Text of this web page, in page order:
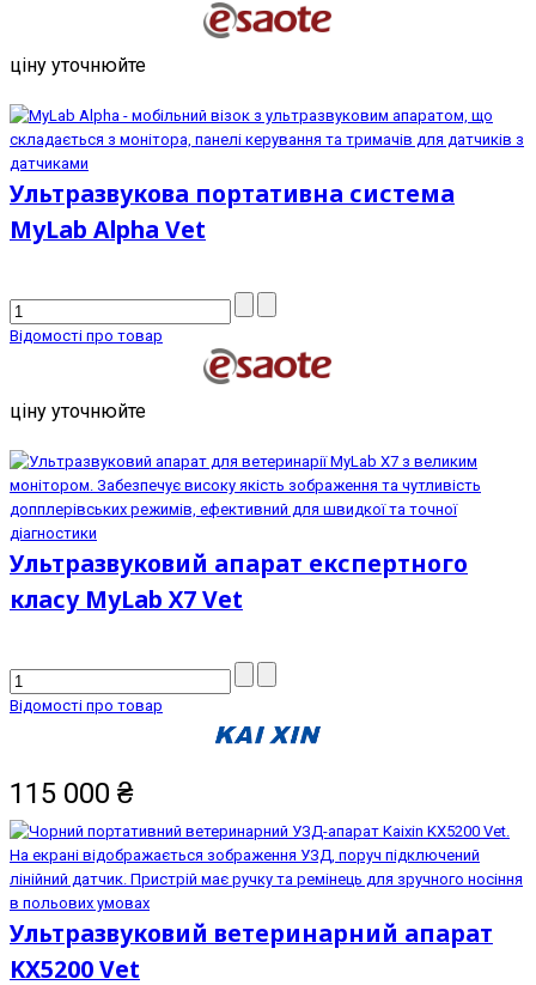
ціну уточнюйте
Ультразвукова портативна система
MyLab Alpha Vet
Відомості про товар
ціну уточнюйте
Ультразвуковий апарат експертного
класу MyLab Х7 Vet
Відомості про товар
115 000 ₴
Ультразвуковий ветеринарний апарат
KX5200 Vet